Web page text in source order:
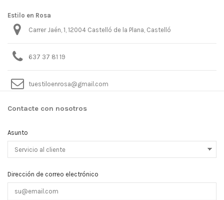
Estilo en Rosa
Carrer Jaén, 1, 12004 Castelló de la Plana, Castelló
637 37 81 19
tuestiloenrosa@gmail.com
Contacte con nosotros
Asunto
Dirección de correo electrónico